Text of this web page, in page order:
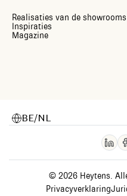
Realisaties van de showrooms
Inspiraties
Magazine
BE/NL
© 2026 Heytens.
Privacyverklaring